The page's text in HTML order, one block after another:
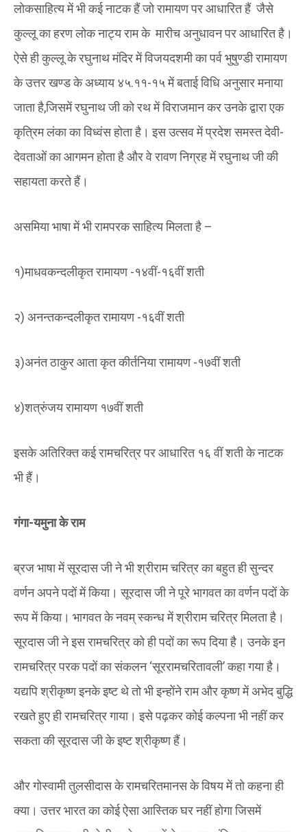
लोकसाहित्य में भी कई नाटक हैं जो रामायण पर आधारित हैं जैसे‌
कुल्लू का हरण लोक नाट्य राम के मारीच अनुधावन पर आधारित है।
ऐसे ही कुल्लू के रघुनाथ मंदिर में विजयदशमी का पर्व भुषुण्डी रामायण
के उत्तर खण्ड के अध्याय ४५.११-१५ में बताई विधि अनुसार मनाया
जाता है,जिसमें रघुनाथ जी को रथ में विराजमान कर उनके द्वारा एक
कृत्रिम लंका का विध्वंस होता है। इस उत्सव में प्रदेश समस्त देवी-
देवताओं का आगमन होता है और वे रावण निग्रह में रघुनाथ जी की
सहायता करते हैं।
असमिया भाषा में भी रामपरक साहित्य मिलता है –
१)माधवकन्दलीकृत रामायण -१४वीं-१६वीं शती
२) अनन्तकन्दलीकृत रामायण -१६वीं शती
३)अनंत ठाकुर आता कृत कीर्तनिया रामायण -१७वीं शती
४)शत्रुंजय रामायण १७वीं शती
इसके अतिरिक्त कई रामचरित्र पर आधारित १६ वीं शती के नाटक
भी हैं।
गंगा-यमुना के राम
ब्रज भाषा में सूरदास जी ने भी श्रीराम चरित्र का बहुत ही सुन्दर
वर्णन अपने पदों में किया। सूरदास जी ने पूरे भागवत का वर्णन पदों के
रूप में किया। भागवत के नवम् स्कन्ध में श्रीराम चरित्र मिलता है।
सूरदास जी ने इस रामचरित्र को ही पदों का रूप दिया है। उनके इन
रामचरित्र परक पदों का संकलन ‘सूररामचरितावली’ कहा गया है।
यद्यपि श्रीकृष्ण इनके इष्ट थे तो भी इन्होंने राम और कृष्ण में अभेद बुद्धि
रखते हुए ही रामचरित्र गाया। इसे पढ़कर कोई कल्पना भी नहीं कर
सकता की सूरदास जी के इष्ट श्रीकृष्ण हैं।
और गोस्वामी तुलसीदास के रामचरितमानस के विषय में तो कहना ही
क्या। उत्तर भारत का कोई ऐसा आस्तिक घर नहीं होगा जिसमें